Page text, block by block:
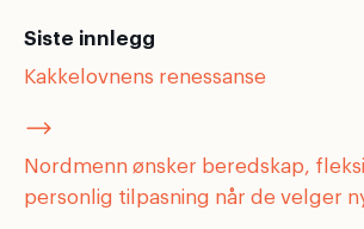
Siste innlegg
Kakkelovnens renessanse
Nordmenn ønsker beredskap,
personlig tilpasning når de velger